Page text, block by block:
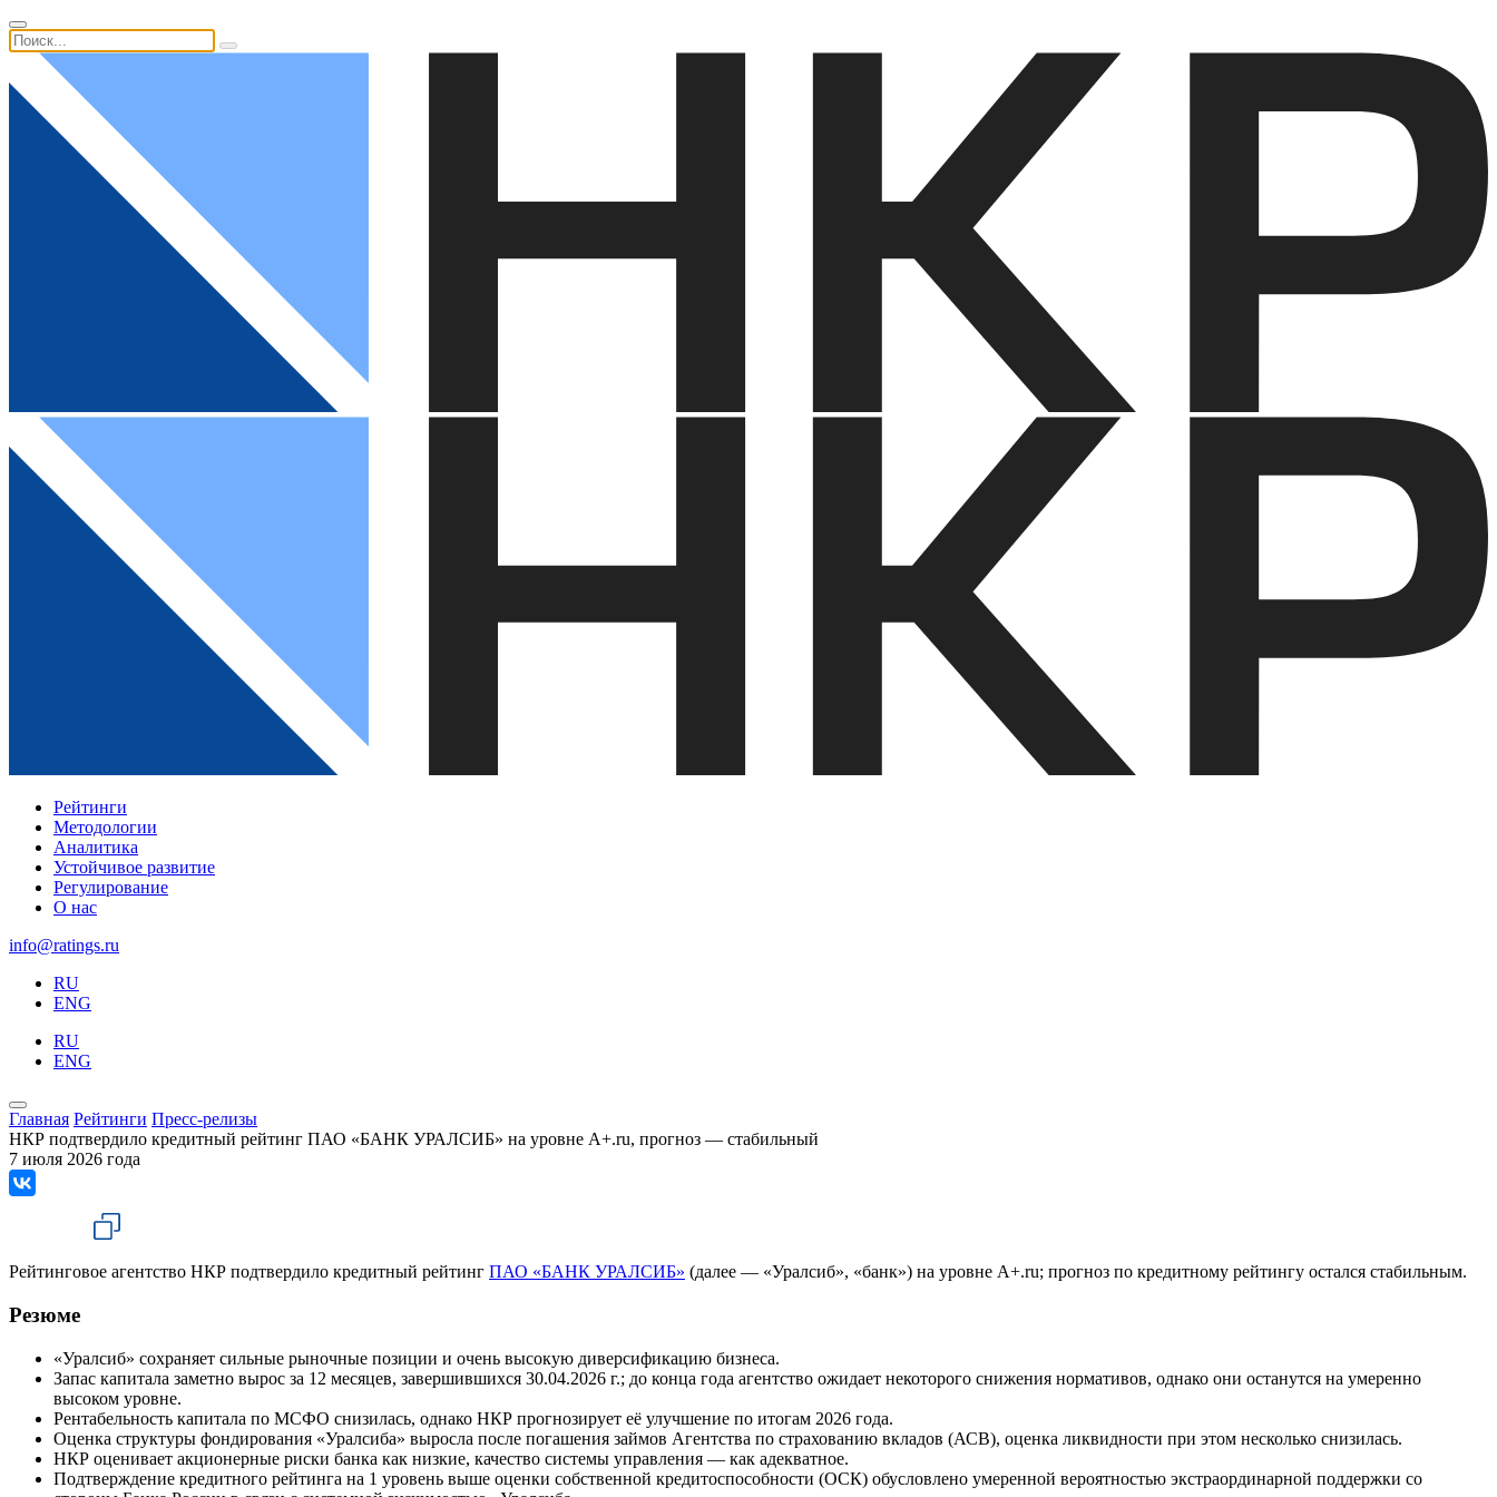
Рейтинги
Методологии
Аналитика
Устойчивое развитие
Регулирование
О нас
info@ratings.ru
RU
ENG
RU
ENG
Главная Рейтинги Пресс-релизы
НКР подтвердило кредитный рейтинг ПАО «БАНК УРАЛСИБ» на уровне A+.ru, прогноз — стабильный
7 июля 2026 года
Рейтинговое агентство НКР подтвердило кредитный рейтинг ПАО «БАНК УРАЛСИБ» (далее — «Уралсиб», «банк») на уровне A+.ru; прогноз по кредитному рейтингу остался стабильным.
Резюме
«Уралсиб» сохраняет сильные рыночные позиции и очень высокую диверсификацию бизнеса.
Запас капитала заметно вырос за 12 месяцев, завершившихся 30.04.2026 г.; до конца года агентство ожидает некоторого снижения нормативов, однако они останутся на умеренно
высоком уровне.
Рентабельность капитала по МСФО снизилась, однако НКР прогнозирует её улучшение по итогам 2026 года.
Оценка структуры фондирования «Уралсиба» выросла после погашения займов Агентства по страхованию вкладов (АСВ), оценка ликвидности при этом несколько снизилась.
НКР оценивает акционерные риски банка как низкие, качество системы управления — как адекватное.
Подтверждение кредитного рейтинга на 1 уровень выше оценки собственной кредитоспособности (ОСК) обусловлено умеренной вероятностью экстраординарной поддержки со